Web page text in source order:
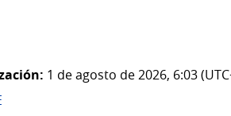
1 de agosto de 2026, 6:03